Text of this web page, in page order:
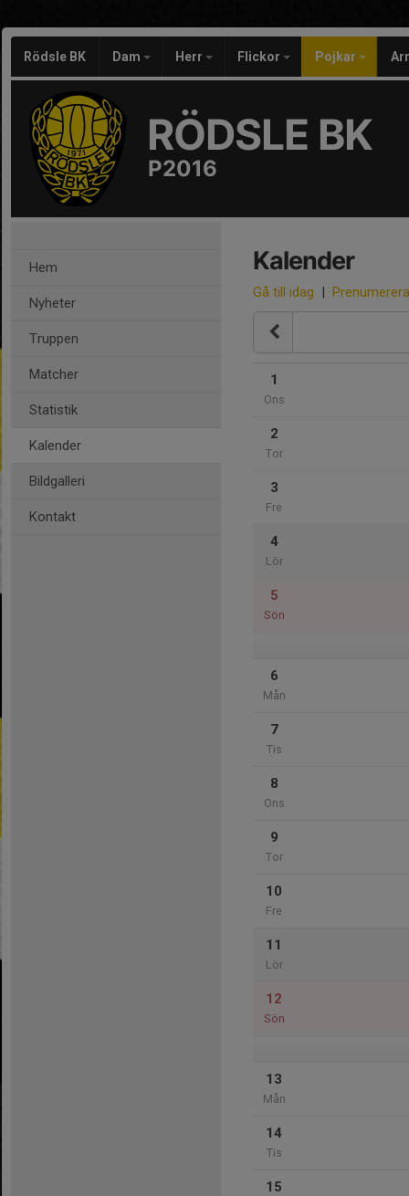
Rödsle BK Dam Herr Flickor Pojkar
RÖDSLE BK
P2016
Hem
Nyheter
Truppen
Matcher
Statistik
Kalender
Bildgalleri
Kontakt
Kalender
Gå till idag | Prenumerera
1
Ons
2
Tor
3
Fre
4
Lör
5
Sön
6
Mån
7
Tis
8
Ons
9
Tor
10
Fre
11
Lör
12
Sön
13
Mån
14
Tis
15